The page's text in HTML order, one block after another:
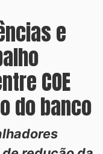
e
COE
do banco